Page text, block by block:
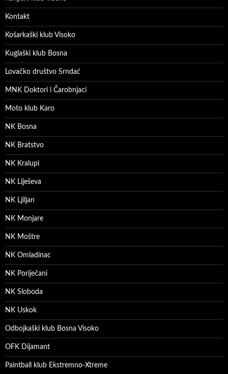
Kontakt
Košarkaški klub Visoko
Kuglaški klub Bosna
Lovačko društvo Srndać
MNK Doktori i Čarobnjaci
Moto klub Karo
NK Bosna
NK Bratstvo
NK Kralupi
NK Liješeva
NK Ljiljan
NK Monjare
NK Moštre
NK Omladinac
NK Poriječani
NK Sloboda
NK Uskok
Odbojkaški klub Bosna Visoko
OFK Dijamant
Paintball klub Ekstremno-Xtreme